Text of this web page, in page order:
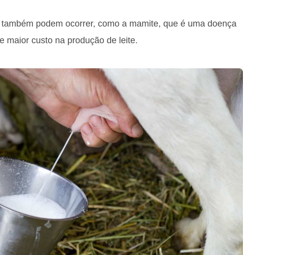
podem ocorrer, como a mamite, que é uma doença
maior custo na produção de leite.